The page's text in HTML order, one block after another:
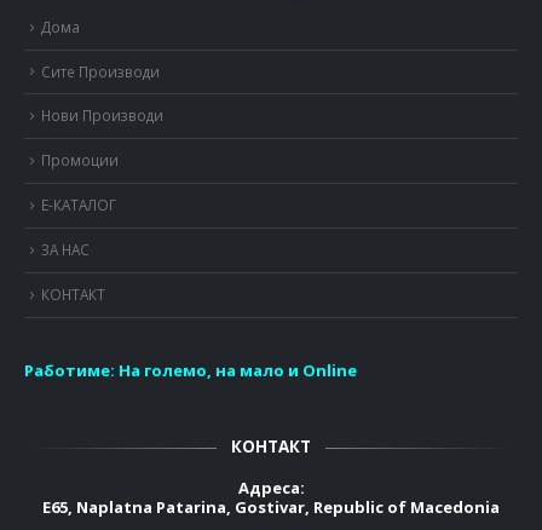
Дома
Сите Производи
Нови Производи
Промоции
Е-КАТАЛОГ
ЗА НАС
КОНТАКТ
Работиме: На големо, на мало и Online
КОНТАКТ
Адреса:
E65, Naplatna Patarina, Gostivar, Republic of Macedonia